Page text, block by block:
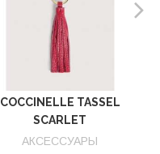
COCCINELLE TASSEL
SCARLET
E2MU0410101_R02
АКСЕССУАРЫ